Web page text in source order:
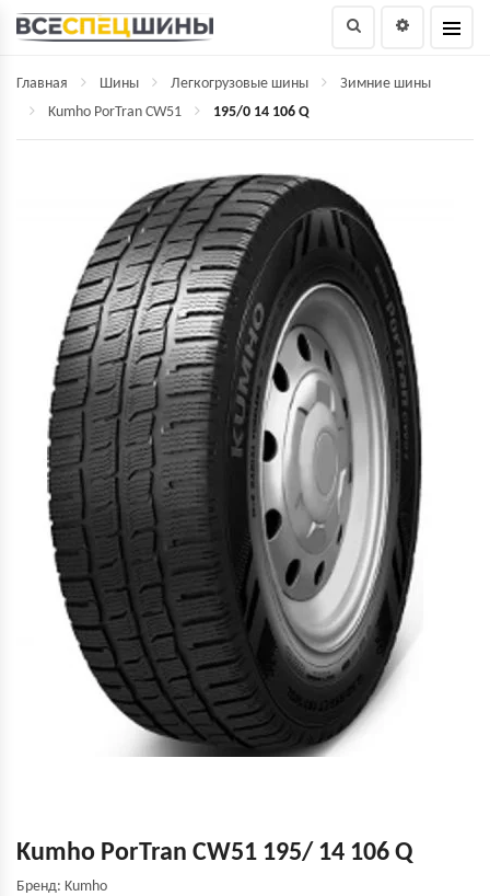
Главная Шины Легкогрузовые шины
Зимние шины
Kumho PorTran CW51
195/0 14 106 Q
Kumho PorTran CW51 195/ 14 106 Q
Бренд: Kumho